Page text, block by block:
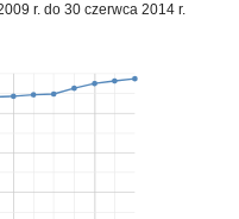
r. do 30 czerwca 2014 r.